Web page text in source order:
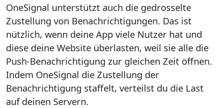
OneSignal unterstützt auch die gedrosselte
Zustellung von Benachrichtigungen. Das ist
nützlich, wenn deine App viele Nutzer hat und
diese deine Website überlasten, weil sie alle die
Push-Benachrichtigung zur gleichen Zeit öffnen.
Indem OneSignal die Zustellung der
Benachrichtigung staffelt, verteilst du die Last
auf deinen Servern.